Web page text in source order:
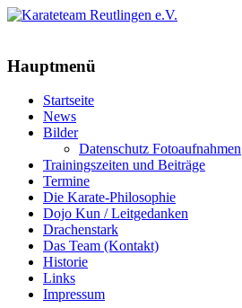
Hauptmenü
Startseite
News
Bilder
Datenschutz Fotoaufnahmen
Trainingszeiten und Beiträge
Termine
Die Karate-Philosophie
Dojo Kun / Leitgedanken
Drachenstark
Das Team (Kontakt)
Historie
Links
Impressum